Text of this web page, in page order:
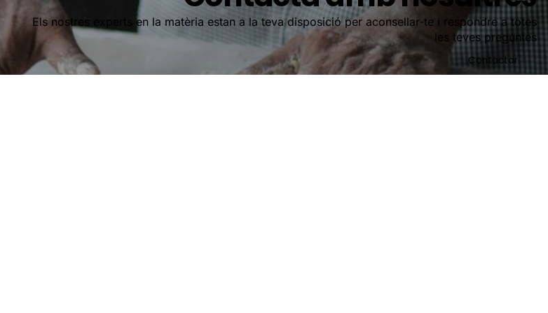
Els nostres experts en la matèria estan a la teva disposició per aconsellar-te i respondre a totes
les teves preguntes
Contactar